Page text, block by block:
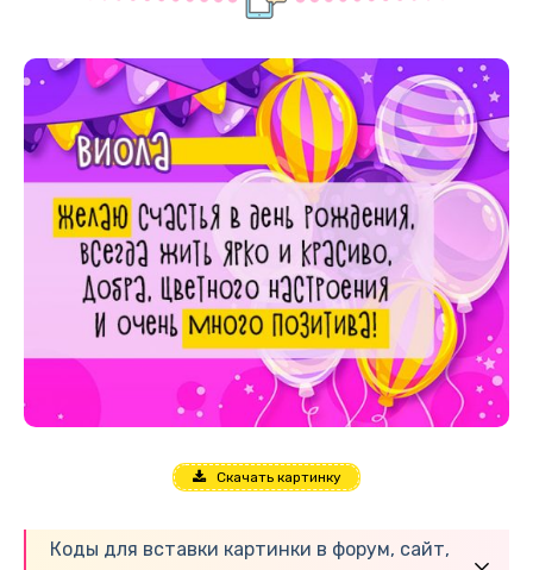
Скачать картинку
Коды для вставки картинки в форум, сайт,